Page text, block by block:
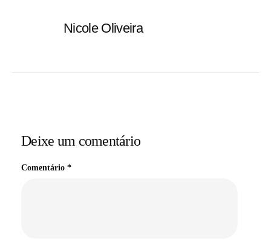
Nicole Oliveira
Deixe um comentário
Comentário *